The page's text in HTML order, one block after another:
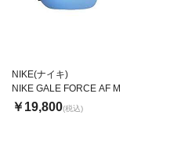
NIKE(ナイキ)
NIKE GALE FORCE AF M
￥19,800(税込)